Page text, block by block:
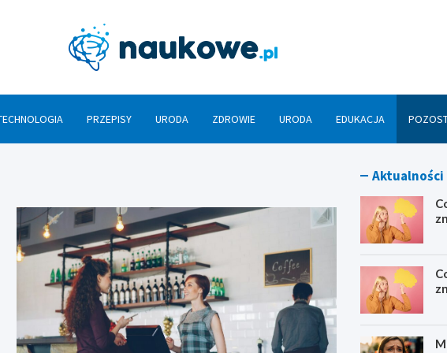
PRZEPISY URODA ZDROWIE URODA EDUKACJA
Aktualności